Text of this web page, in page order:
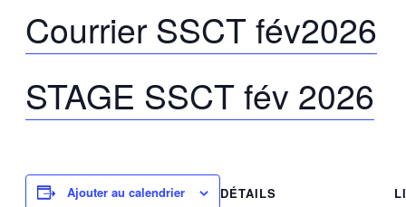
Courrier SSCT fév2026
STAGE SSCT fév 2026
Ajouter au calendrier
DÉTAILS